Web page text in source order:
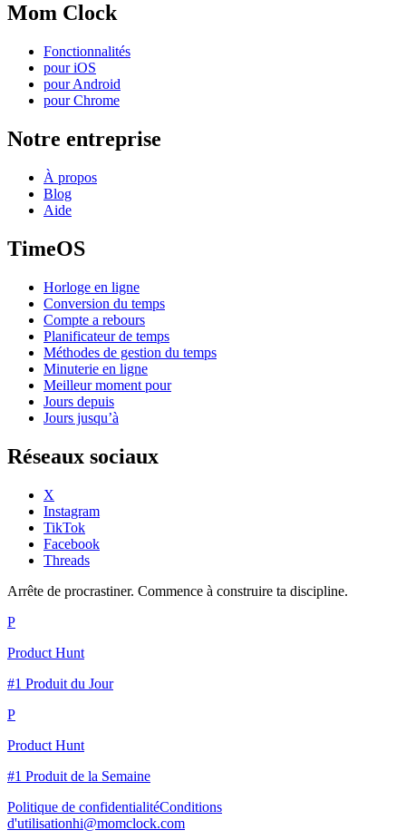
Mom Clock
Fonctionnalités
pour iOS
pour Android
pour Chrome
Notre entreprise
À propos
Blog
Aide
TimeOS
Horloge en ligne
Conversion du temps
Compte a rebours
Planificateur de temps
Méthodes de gestion du temps
Minuterie en ligne
Meilleur moment pour
Jours depuis
Jours jusqu’à
Réseaux sociaux
X
Instagram
TikTok
Facebook
Threads
Arrête de procrastiner. Commence à construire ta discipline.
P
Product Hunt
#1 Produit du Jour
P
Product Hunt
#1 Produit de la Semaine
Politique de confidentialitéConditions
d'utilisationhi@momclock.com